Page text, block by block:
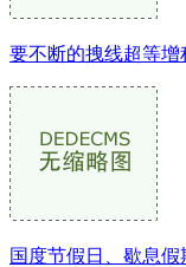
要不断的拽线超等
国度节假日、歇息假